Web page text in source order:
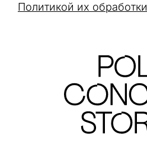
Политикой их обработки